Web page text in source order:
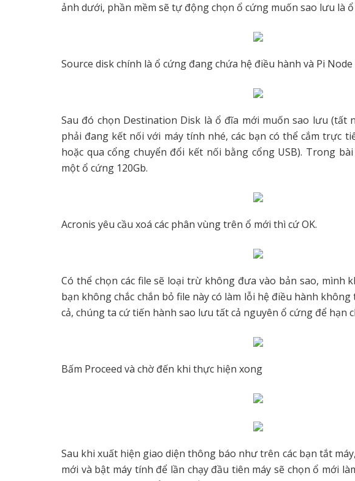
ảnh dưới, phần mềm sẽ tự động chọn ổ cứng muốn sao lưu là
Source disk chính là ổ cứng đang chứa hệ điều hành và Pi Node
Sau đó chọn Destination Disk là ổ đĩa mới muốn sao lưu (tất
phải đang kết nối với máy tính nhé, các bạn có thể cắm trực
hoặc qua cổng chuyển đổi kết nối bằng cổng USB). Trong
một ổ cứng 120Gb.
Acronis yêu cầu xoá các phân vùng trên ổ mới thì cứ OK.
Có thể chọn các file sẽ loại trừ không đưa vào bản sao, mình
bạn không chắc chắn bỏ file này có làm lỗi hệ điều hành
cả, chúng ta cứ tiến hành sao lưu tất cả nguyên ổ cứng để hạn
Bấm Proceed và chờ đến khi thực hiện xong
Sau khi xuất hiện giao diện thông báo như trên các bạn tắt
mới và bật máy tính để lần chạy đầu tiên máy sẽ chọn ổ mới